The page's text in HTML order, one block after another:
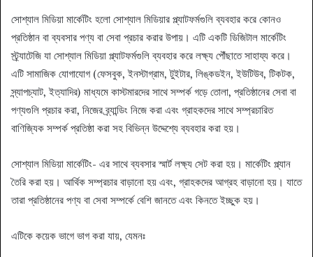
সোশ্যাল মিডিয়া মার্কেটিং হলো সোশ্যাল মিডিয়ার প্ল্যাটফর্মগুলি ব্যবহার করে কোনও
প্রতিষ্ঠান বা ব্যবসার পণ্য বা সেবা প্রচার করার উপায়। এটি একটি ডিজিটাল মার্কেটিং
স্ট্র্যাটেজি যা সোশ্যাল মিডিয়া প্ল্যাটফর্মগুলি ব্যবহার করে লক্ষ্য পৌঁছাতে সাহায্য করে।
এটি সামাজিক যোগাযোগ (ফেসবুক, ইনস্টাগ্রাম, টুইটার, লিঙ্কডইন, ইউটিউব, টিকটক,
স্ন্যাপচ্যাট, ইত্যাদির) মাধ্যমে কাস্টমারদের সাথে সম্পর্ক গড়ে তোলা, প্রতিষ্ঠানের সেবা বা
পণ্যগুলি প্রচার করা, নিজের ব্র্যান্ডিং নিজে করা এবং গ্রাহকদের সাথে সম্প্রচারিত
বাণিজ্যিক সম্পর্ক প্রতিষ্ঠা করা সহ বিভিন্ন উদ্দেশ্যে ব্যবহার করা হয়।
সোশ্যাল মিডিয়া মার্কেটিং- এর সাথে ব্যবসার স্মার্ট লক্ষ্য সেট করা হয়। মার্কেটিং প্ল্যান
তৈরি করা হয়। আর্থিক সম্প্রচার বাড়ানো হয় এবং, গ্রাহকদের আগ্রহ বাড়ানো হয়। যাতে
তারা প্রতিষ্ঠানের পণ্য বা সেবা সম্পর্কে বেশি জানতে এবং কিনতে ইচ্ছুক হয়।
এটিকে কয়েক ভাগে ভাগ করা যায়, যেমনঃ